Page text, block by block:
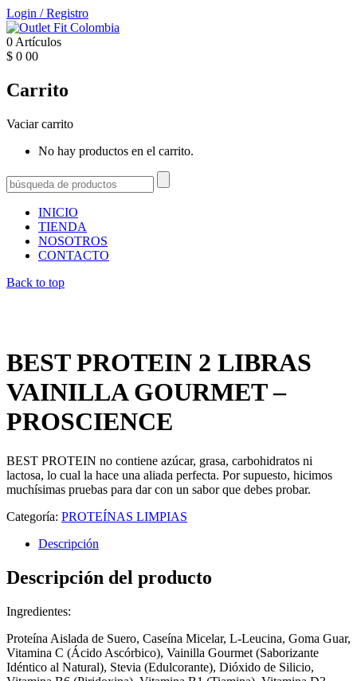
Login /Registro
0 Artículos
$ 0 00
Carrito
Vaciar carrito
No hay productos en el carrito.
INICIO
TIENDA
NOSOTROS
CONTACTO
Back to top
BEST PROTEIN 2 LIBRAS
VAINILLA GOURMET –
PROSCIENCE
BEST PROTEIN no contiene azúcar, grasa, carbohidratos ni
lactosa, lo cual la hace una aliada perfecta. Por supuesto, hicimos
muchísimas pruebas para dar con un sabor que debes probar.
Categoría: PROTEÍNAS LIMPIAS
Descripción
Descripción del producto
Ingredientes:
Proteína Aislada de Suero, Caseína Micelar, L-Leucina, Goma Guar,
Vitamina C (Ácido Ascórbico), Vainilla Gourmet (Saborizante
Idéntico al Natural), Stevia (Edulcorante), Dióxido de Silicio,